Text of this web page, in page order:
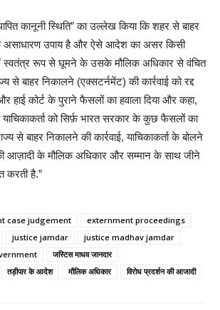
कानूनी स्थिति” का उल्लेख किया कि शहर से बाहर
उपाय है और ऐसे आदेश का असर किसी
स्वतंत्र रूप से घूमने के उसके मौलिक अधिकार से वंचित
से बाहर निकालने (एक्सटर्नमेंट) की कार्रवाई को रद्द
हाई कोर्ट के पुराने फैसलों का हवाला दिया और कहा,
याचिकाकर्ता को सिर्फ़ भारत सरकार के कुछ फैसलों का
से बाहर निकालने की कार्रवाई, याचिकाकर्ता के बोलने
आज़ादी के मौलिक अधिकार और सम्मान के साथ जीने
करती है.”
case judgement
externment proceedings
justice jamdar
justice madhav jamdar
जस्टिस माधव जानदार
तड़ीपार के आदेश मौलिक अधिकार विरोध प्रदर्शन की आजादी